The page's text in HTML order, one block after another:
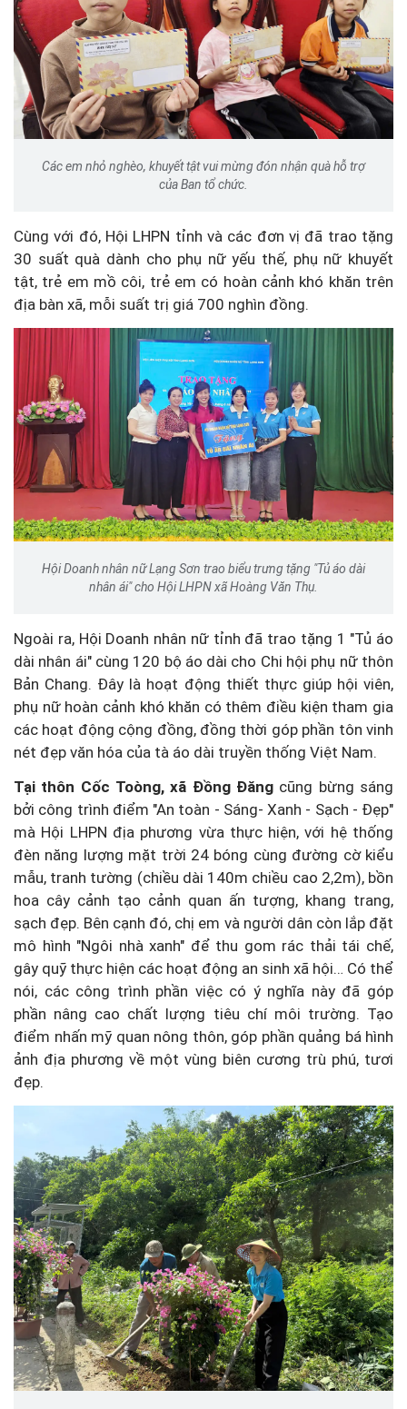
Các em nhỏ nghèo, khuyết tật vui mừng đón nhận quà hỗ trợ
của Ban tổ chức.
Cùng với đó, Hội LHPN tỉnh và các đơn vị đã trao tặng
30 suất quà dành cho phụ nữ yếu thế, phụ nữ khuyết
tật, trẻ em mồ côi, trẻ em có hoàn cảnh khó khăn trên
địa bàn xã, mỗi suất trị giá 700 nghìn đồng.
Hội Doanh nhân nữ Lạng Sơn trao biểu trưng tặng "Tủ áo dài
nhân ái" cho Hội LHPN xã Hoàng Văn Thụ.
Ngoài ra, Hội Doanh nhân nữ tỉnh đã trao tặng 1 "Tủ áo
dài nhân ái" cùng 120 bộ áo dài cho Chi hội phụ nữ thôn
Bản Chang. Đây là hoạt động thiết thực giúp hội viên,
phụ nữ hoàn cảnh khó khăn có thêm điều kiện tham gia
các hoạt động cộng đồng, đồng thời góp phần tôn vinh
nét đẹp văn hóa của tà áo dài truyền thống Việt Nam.
Tại thôn Cốc Toòng, xã Đồng Đăng cũng bừng sáng
bởi công trình điểm "An toàn - Sáng- Xanh - Sạch - Đẹp"
mà Hội LHPN địa phương vừa thực hiện, với hệ thống
đèn năng lượng mặt trời 24 bóng cùng đường cờ kiểu
mẫu, tranh tường (chiều dài 140m chiều cao 2,2m), bồn
hoa cây cảnh tạo cảnh quan ấn tượng, khang trang,
sạch đẹp. Bên cạnh đó, chị em và người dân còn lắp đặt
mô hình "Ngôi nhà xanh" để thu gom rác thải tái chế,
gây quỹ thực hiện các hoạt động an sinh xã hội… Có thể
nói, các công trình phần việc có ý nghĩa này đã góp
phần nâng cao chất lượng tiêu chí môi trường. Tạo
điểm nhấn mỹ quan nông thôn, góp phần quảng bá hình
ảnh địa phương về một vùng biên cương trù phú, tươi
đẹp.